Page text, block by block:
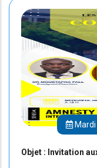
Objet : Invitation